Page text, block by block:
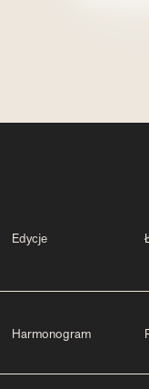
Edycje
Harmonogram